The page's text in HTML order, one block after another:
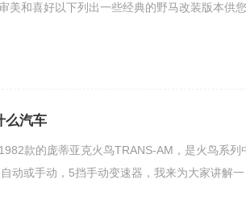
美和喜好以下列出一些经典的野马改装版本供您
么汽车
款的庞蒂亚克火鸟TRANS-AM，是火鸟系列
动或手动，5挡手动变速器，我来为大家讲解一